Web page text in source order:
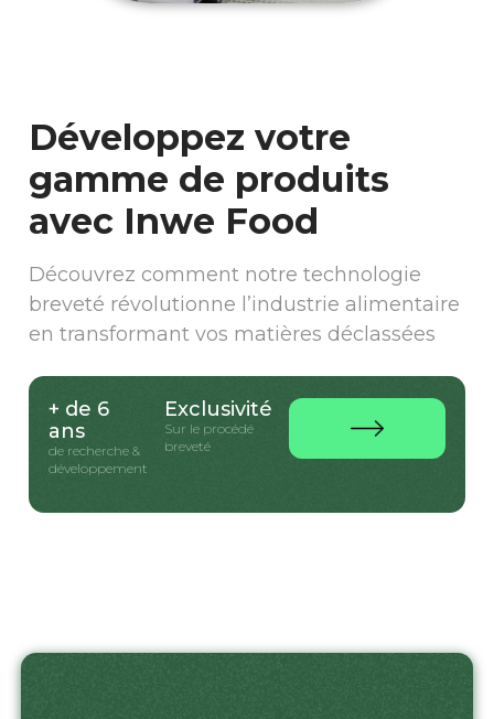
Développez votre
gamme de produits
avec Inwe Food
Découvrez comment notre technologie
breveté révolutionne l’industrie alimentaire
en transformant vos matières déclassées
+ de 6
ans
de recherche &
développement
Exclusivité
Sur le procédé
breveté